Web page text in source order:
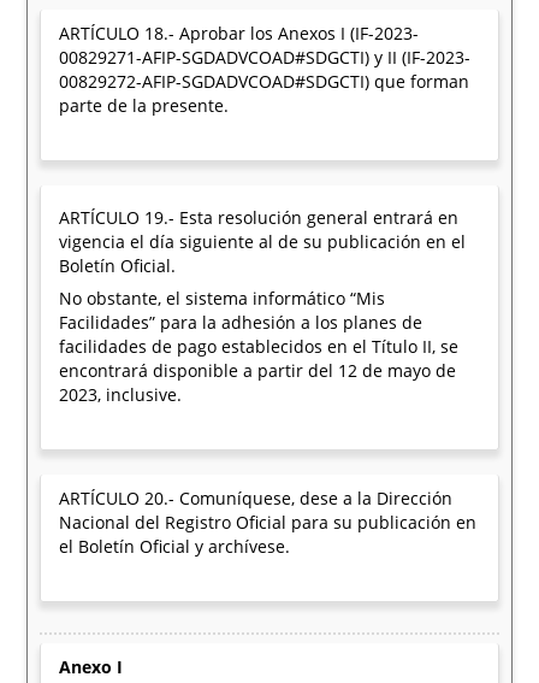
ARTÍCULO 18.- Aprobar los Anexos I (IF-2023-
00829271-AFIP-SGDADVCOAD#SDGCTI) y II (IF-2023-
00829272-AFIP-SGDADVCOAD#SDGCTI) que forman
parte de la presente.
ARTÍCULO 19.- Esta resolución general entrará en
vigencia el día siguiente al de su publicación en el
Boletín Oficial.
No obstante, el sistema informático “Mis
Facilidades” para la adhesión a los planes de
facilidades de pago establecidos en el Título II, se
encontrará disponible a partir del 12 de mayo de
2023, inclusive.
ARTÍCULO 20.- Comuníquese, dese a la Dirección
Nacional del Registro Oficial para su publicación en
el Boletín Oficial y archívese.
Anexo I